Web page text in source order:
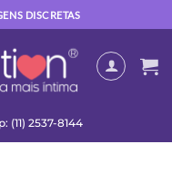
DISCRETAS
(11) 2537-8144